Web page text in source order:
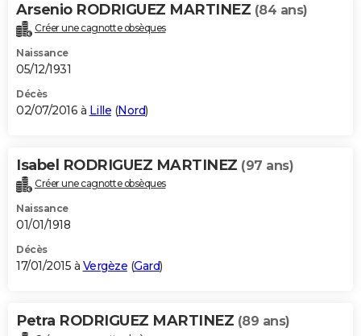
Arsenio RODRIGUEZ MARTINEZ (84 ans)
Créer une cagnotte obsèques
Naissance
05/12/1931
Décès
02/07/2016 à Lille (Nord)
Isabel RODRIGUEZ MARTINEZ (97 ans)
Créer une cagnotte obsèques
Naissance
01/01/1918
Décès
17/01/2015 à Vergèze (Gard)
Petra RODRIGUEZ MARTINEZ (89 ans)